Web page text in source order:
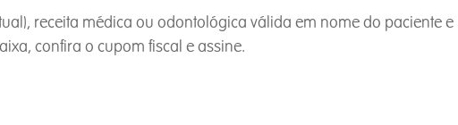
receita médica ou odontológica válida em nome do paciente
confira o cupom fiscal e assine.